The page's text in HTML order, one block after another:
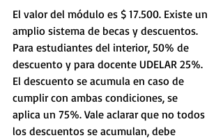
El valor del módulo es $ 17.500. Existe un
amplio sistema de becas y descuentos.
Para estudiantes del interior, 50% de
descuento y para docente UDELAR 25%.
El descuento se acumula en caso de
cumplir con ambas condiciones, se
aplica un 75%. Vale aclarar que no todos
los descuentos se acumulan, debe